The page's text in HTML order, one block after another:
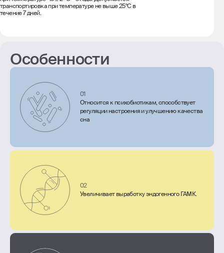
транспортировка при температуре не выше 25°С в
течение 7 дней.
Особенности
01
Относится к психобиотикам, способствует
регуляции настроения и улучшению качества
сна
02
Увеличивает выработку эндогенного ГАМК.